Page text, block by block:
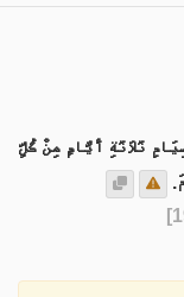
ثَلاَثَةِ أَيَّامٍ مِنْ كُلِّ